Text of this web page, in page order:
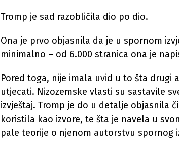
Tromp je sad razobličila dio po dio.
Ona je prvo objasnila da je u spornom
minimalno – od 6.000 stranica ona je
Pored toga, nije imala uvid u to šta drugi
utjecati. Nizozemske vlasti su sastavile
izvještaj. Tromp je do u detalje objasnila
koristila kao izvore, te šta je navela u
pale teorije o njenom autorstvu spornog